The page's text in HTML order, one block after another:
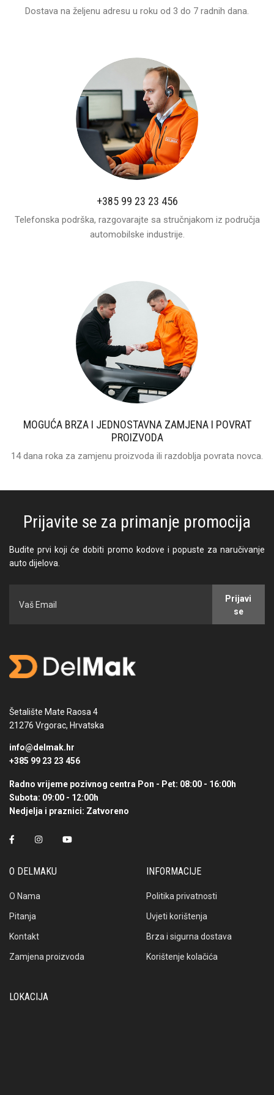
Dostava na željenu adresu u roku od 3 do 7 radnih dana.
+385 99 23 23 456
Telefonska podrška, razgovarajte sa stručnjakom iz područja
automobilske industrije.
MOGUĆA BRZA I JEDNOSTAVNA ZAMJENA I POVRAT
PROIZVODA
14 dana roka za zamjenu proizvoda ili razdoblja povrata novca.
Prijavite se za primanje promocija
Budite prvi koji će dobiti promo kodove i popuste za naručivanje
auto dijelova.
Prijavi
se
Šetalište Mate Raosa 4
21276 Vrgorac, Hrvatska
info@delmak.hr
+385 99 23 23 456
Radno vrijeme pozivnog centra Pon - Pet: 08:00 - 16:00h
Subota: 09:00 - 12:00h
Nedjelja i praznici: Zatvoreno
O DELMAKU
O Nama
Pitanja
Kontakt
Zamjena proizvoda
INFORMACIJE
Politika privatnosti
Uvjeti korištenja
Brza i sigurna dostava
Korištenje kolačića
LOKACIJA